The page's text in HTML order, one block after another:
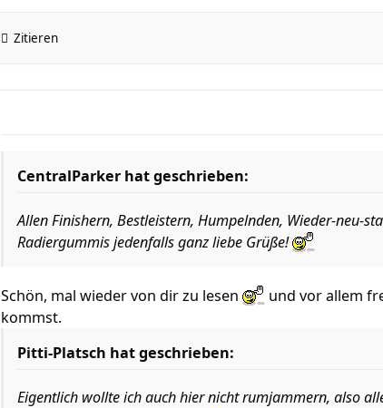
Zitieren
CentralParker hat geschrieben:
Allen Finishern, Bestleistern, Humpelnden, Wieder-neu-
Radiergummis jedenfalls ganz liebe Grüße!
Schön, mal wieder von dir zu lesen
und vor allem
kommst.
Pitti-Platsch hat geschrieben:
Eigentlich wollte ich auch hier nicht rumjammern, also